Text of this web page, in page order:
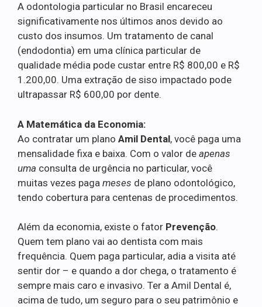
A odontologia particular no Brasil encareceu
significativamente nos últimos anos devido ao
custo dos insumos. Um tratamento de canal
(endodontia) em uma clínica particular de
qualidade média pode custar entre R$ 800,00 e R$
1.200,00. Uma extração de siso impactado pode
ultrapassar R$ 600,00 por dente.
A Matemática da Economia:
Ao contratar um plano Amil Dental, você paga uma
mensalidade fixa e baixa. Com o valor de apenas
uma consulta de urgência no particular, você
muitas vezes paga meses de plano odontológico,
tendo cobertura para centenas de procedimentos.
Além da economia, existe o fator Prevenção.
Quem tem plano vai ao dentista com mais
frequência. Quem paga particular, adia a visita até
sentir dor – e quando a dor chega, o tratamento é
sempre mais caro e invasivo. Ter a Amil Dental é,
acima de tudo, um seguro para o seu patrimônio e